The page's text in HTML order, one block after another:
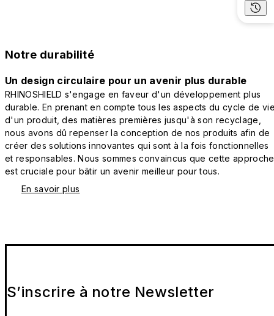
Notre durabilité
Un design circulaire pour un avenir plus durable
RHINOSHIELD s'engage en faveur d'un développement plus
durable. En prenant en compte tous les aspects du cycle de
d'un produit, des matières premières jusqu'à son recyclage,
nous avons dû repenser la conception de nos produits afin de
créer des solutions innovantes qui sont à la fois fonctionnelles
et responsables. Nous sommes convaincus que cette approche
est cruciale pour bâtir un avenir meilleur pour tous.
En savoir plus
S’inscrire à notre Newsletter